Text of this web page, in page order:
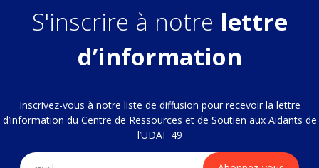
S'inscrire à notre lettre
d’information
Inscrivez-vous à notre liste de diffusion pour recevoir la lettre
d’information du Centre de Ressources et de Soutien aux Aidants de
l’UDAF 49